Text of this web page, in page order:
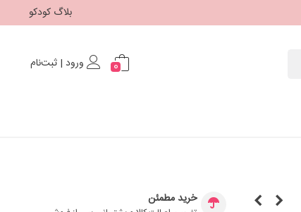
بلاگ کودکو
0 ورود | ثبت‌نام
خرید مطمئن